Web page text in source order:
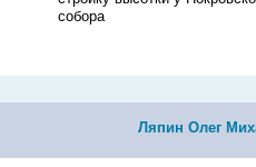
собора
Ляпин Олег